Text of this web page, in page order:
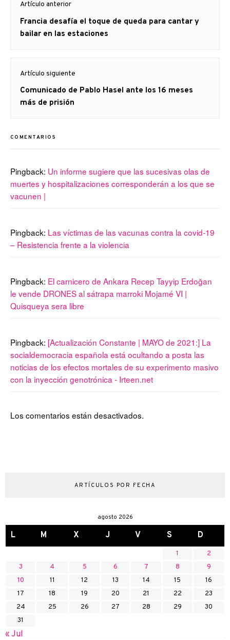
de
entradas
Artículo anterior
Artículo
anterior
Francia desafía el toque de queda para cantar y
bailar en las estaciones
Artículo siguiente
Artículo
siguiente:
Comunicado de Pablo Hasel ante los 16 meses
más de prisión
COMENTARIOS
Pingback: Un informe sugiere que las sucesivas olas de
muertes y hospitalizaciones corresponderán a los que se
vacunen |
Pingback: Las víctimas de las vacunas contra la covid-19
– Resistencia frente a la violencia
Pingback: El carnicero de Ankara Recep Tayyip Erdoğan
le vende DRONES al sátrapa marroki Mojamé VI |
Quisqueya sera libre
Pingback: [Actualización Constante | MAYO de 2021:] La
socialdemocracia española está ocultando a posta las
noticias de los efectos mortales de su experimento masivo
con la inyección genotrónica - Irteen.net
Los comentarios están desactivados.
ARTÍCULOS POR FECHA
agosto 2026
L M X J V S D
1
2
3
4 5 6 7 8
9
10
11 12 13 14 15
16
17
18 19 20 21 22
23
24
25 26 27 28 29
30
31
« Jul